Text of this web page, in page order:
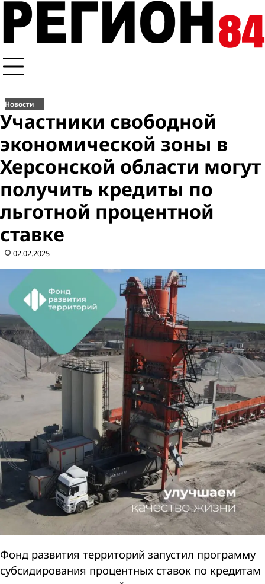
Перейти
содержимому
Новости
Участники свободной
экономической зоны в
Херсонской области могут
получить кредиты по
льготной процентной
ставке
02.02.2025
Фонд развития территорий запустил программу
субсидирования процентных ставок по кредитам